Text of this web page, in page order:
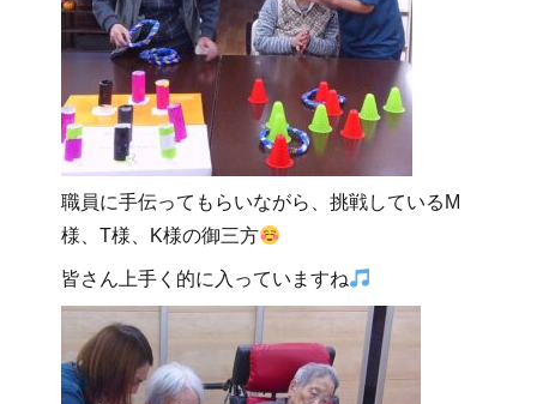
職員に手伝ってもらいながら、挑戦しているM
様、T様、K様の御三方
皆さん上手く的に入っていますね